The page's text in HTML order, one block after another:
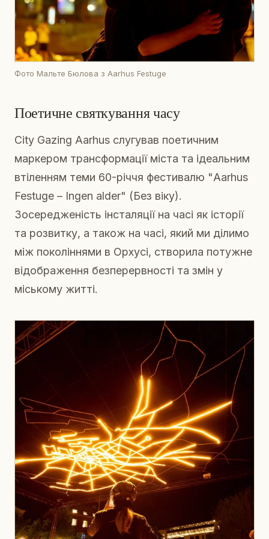
Фото Мальте Бюлова з Aarhus Festuge
Поетичне святкування часу
City Gazing Aarhus слугував поетичним
маркером трансформації міста та ідеальним
втіленням теми 60-річчя фестивалю "Aarhus
Festuge – Ingen alder" (Без віку).
Зосередженість інсталяції на часі як історії
та розвитку, а також на часі, який ми ділимо
між поколіннями в Орхусі, створила потужне
відображення безперервності та змін у
міському житті.